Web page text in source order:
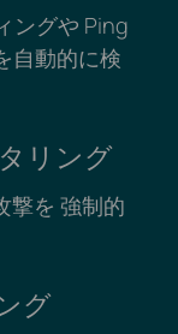
ングや Ping
自動的に検
リング
撃を 強制的
グ